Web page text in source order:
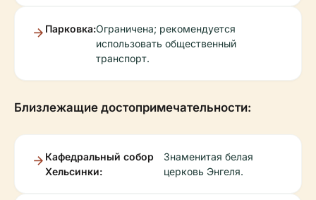
Парковка:Ограничена; рекомендуется
использовать общественный
транспорт.
Близлежащие достопримечательности:
Кафедральный собор
Хельсинки:
Знаменитая белая
церковь Энгеля.